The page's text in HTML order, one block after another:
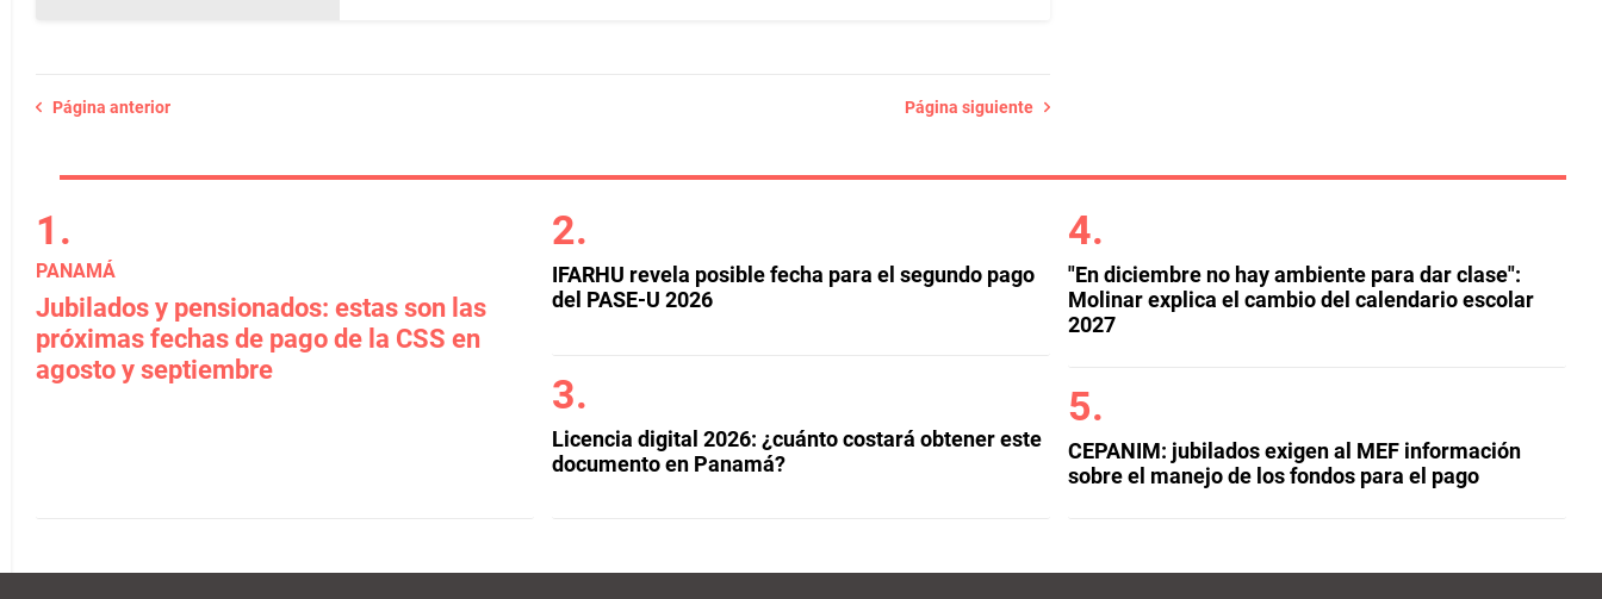
Página anterior Página siguiente
PANAMÁ
Jubilados y pensionados: estas son las
próximas fechas de pago de la CSS en
agosto y septiembre
IFARHU revela posible fecha para el segundo pago
del PASE-U 2026
Licencia digital 2026: ¿cuánto costará obtener este
documento en Panamá?
"En diciembre no hay ambiente para dar clase":
Molinar explica el cambio del calendario escolar
2027
CEPANIM: jubilados exigen al MEF información
sobre el manejo de los fondos para el pago